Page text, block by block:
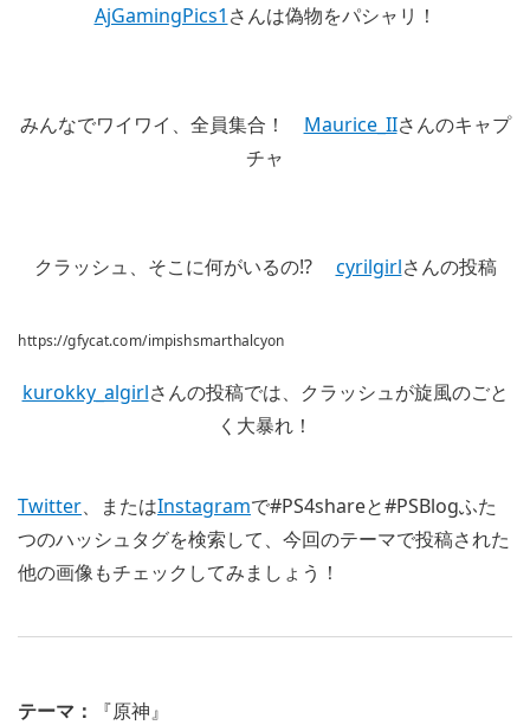
AjGamingPics1 さんは偽物をパシャリ！
みんなでワイワイ、全員集合！ Maurice_IIさんのキャプ
チャ
クラッシュ、そこに何がいるの!? cyrilgirlさんの投稿
https://gfycat.com/impishsmarthalcyon
kurokky_algirlさんの投稿では、クラッシュが旋風のごと
く大暴れ！
Twitter、またはInstagramで#PS4shareと#PSBlogふた
つのハッシュタグを検索して、今回のテーマで投稿された
他の画像もチェックしてみましょう！
テーマ： 『原神』